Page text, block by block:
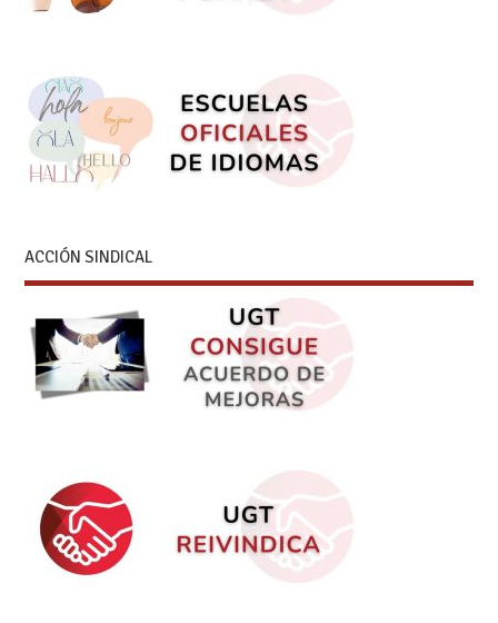
ACCIÓN SINDICAL